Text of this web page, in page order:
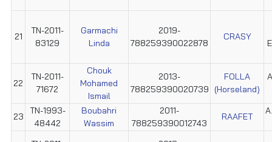
21
TN-2011-
83129
Garmachi
Linda
2019-
788259390022878
CRASY
22
TN-2011-
71672
Chouk
Mohamed
Ismail
2013-
788259390020739
FOLLA
(Horseland)
23
TN-1993-
48442
Boubahri
Wassim
2011-
788259390012743
RAAFET